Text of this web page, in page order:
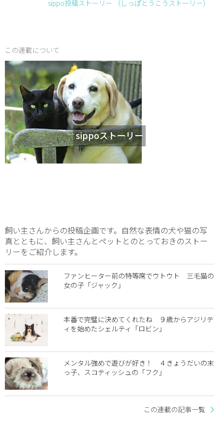
sippo投稿ストーリー （しっぽとうこうストーリ－）
この連載について
sippoストーリー
飼い主さんからの投稿企画です。自然な表情の犬や猫の写
真とともに、飼い主さんとペットとのとっておきのストー
リーをご紹介します。
ファンヒーター前の特等席でウトウト 三毛猫の
女の子「ジャック」
本番で完璧に決めてくれたね ９歳からアジリテ
ィを始めたシェルティ「ロビン」
メンタル強めで遊びが好き！ ４きょうだいの末
っ子、スコティッシュの「フク」
この連載の記事一覧